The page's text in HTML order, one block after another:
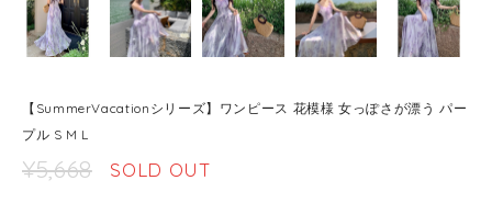
【SummerVacationシリーズ】ワンピース 花模様 女っぽさが漂う パー
プル S M L
¥5,668 SOLD OUT